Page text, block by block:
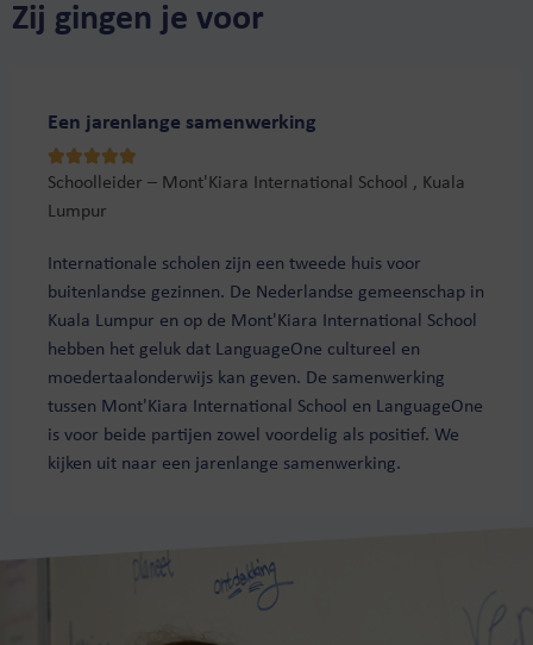
Zij gingen je voor
Een jarenlange samenwerking

Schoolleider – Mont'Kiara International School , Kuala
Lumpur
Internationale scholen zijn een tweede huis voor
buitenlandse gezinnen. De Nederlandse gemeenschap in
Kuala Lumpur en op de Mont'Kiara International School
hebben het geluk dat LanguageOne cultureel en
moedertaalonderwijs kan geven. De samenwerking
tussen Mont'Kiara International School en LanguageOne
is voor beide partijen zowel voordelig als positief. We
kijken uit naar een jarenlange samenwerking.